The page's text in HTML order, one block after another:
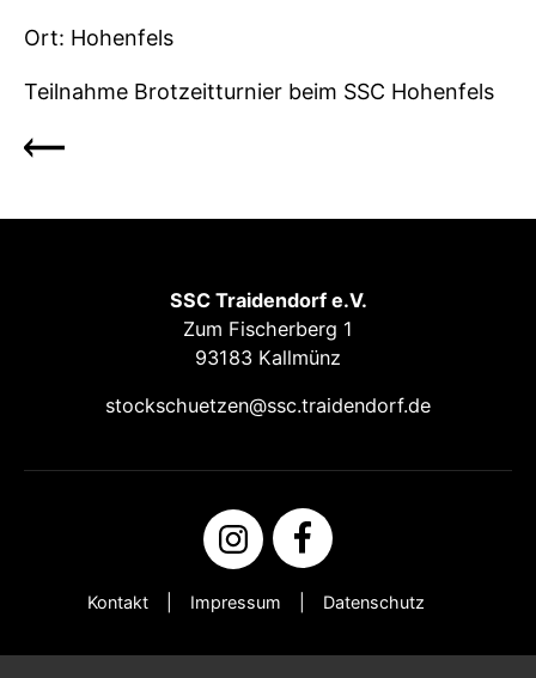
Ort: Hohenfels
Teilnahme Brotzeitturnier beim SSC Hohenfels
SSC Traidendorf e.V.
Zum Fischerberg 1
93183 Kallmünz
stockschuetzen@ssc.traidendorf.de
Kontakt Impressum Datenschutz